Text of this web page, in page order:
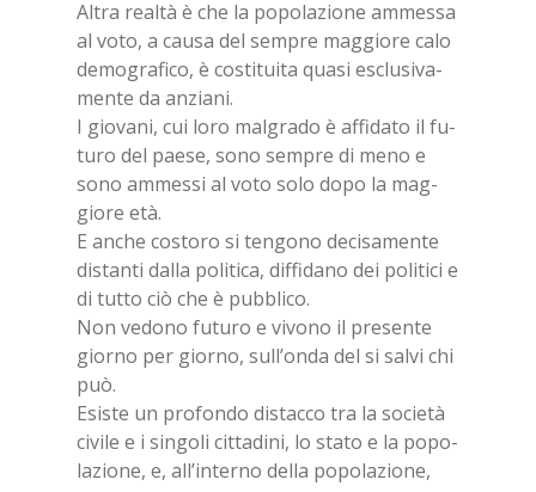
Al­tra real­tà è che la po­po­la­zio­ne am­mes­sa
al voto, a cau­sa del sem­pre mag­gio­re calo
de­mo­gra­fi­co, è co­sti­tui­ta qua­si esclu­si­va­
men­te da an­zia­ni.
I gio­va­ni, cui loro mal­gra­do è af­fi­da­to il fu­
tu­ro del pae­se, sono sem­pre di meno e
sono am­mes­si al voto solo dopo la mag­
gio­re età.
E an­che co­sto­ro si ten­go­no de­ci­sa­men­te
di­stan­ti dal­la po­li­ti­ca, dif­fi­da­no dei po­li­ti­ci e
di tut­to ciò che è pub­bli­co.
Non ve­do­no fu­tu­ro e vi­vo­no il pre­sen­te
gior­no per gior­no, sul­l’on­da del si sal­vi chi
può.
Esi­ste un pro­fon­do di­stac­co tra la so­cie­tà
ci­vi­le e i sin­go­li cit­ta­di­ni, lo sta­to e la po­po­
la­zio­ne, e, al­l’in­ter­no del­la po­po­la­zio­ne,